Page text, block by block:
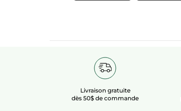
Livraison gratuite
dès 50$ de commande